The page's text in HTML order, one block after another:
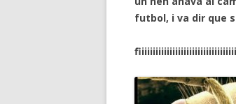
futbol, i va dir que